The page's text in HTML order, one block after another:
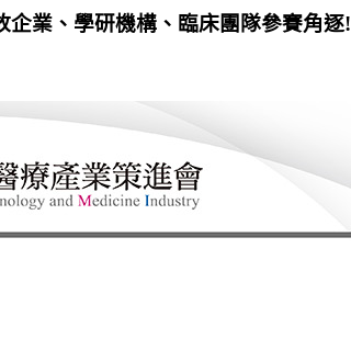
企業、學研機構、臨床團隊參賽角逐!